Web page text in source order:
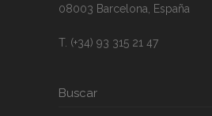
08003 Barcelona, España
T. (+34) 93 315 21 47
Buscar